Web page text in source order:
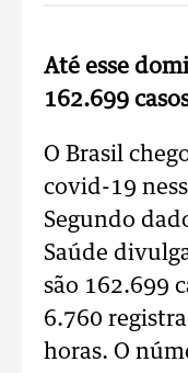
Até esse
162.699
O Brasil
covid-19
Segundo
Saúde
são 162.699
6.760
horas. O